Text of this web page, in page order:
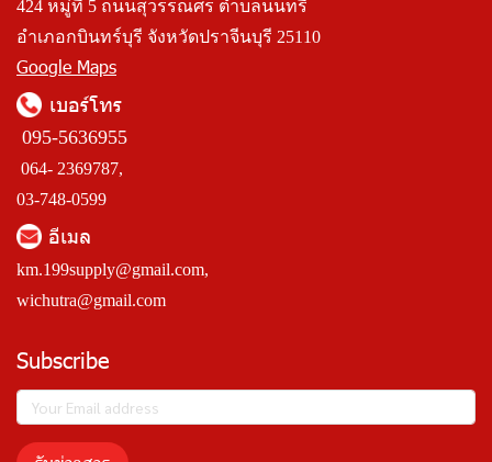
424 หมู่ที่ 5 ถนนสุวรรณศร ตำบลนนทรี
อำเภอกบินทร์บุรี จังหวัดปราจีนบุรี 25110
Google Maps
เบอร์โทร
095-5636955
064- 2369787,
03-748-0599
อีเมล
km.199supply@gmail.com,
wichutra@gmail.com
Subscribe